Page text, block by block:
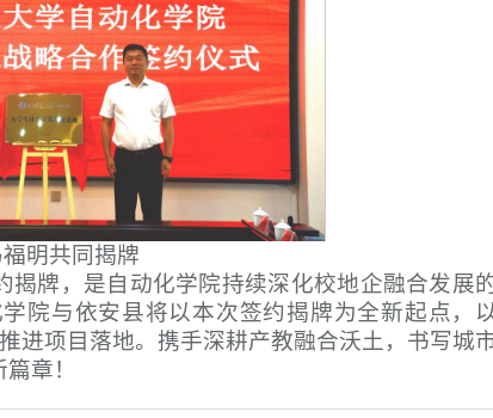
明共同揭牌
牌，是自动化学院持续深化校地企融合发展
院与依安县将以本次签约揭牌为全新起点，
进项目落地。携手深耕产教融合沃土，书写城
章！